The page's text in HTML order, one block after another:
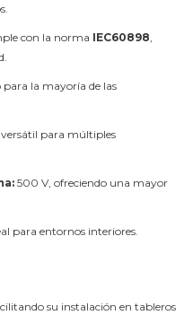
con la norma IEC60898
la mayoría de las
versátil para múltiples
500 V, ofreciendo una mayor
para entornos interiores.
su instalación en tableros